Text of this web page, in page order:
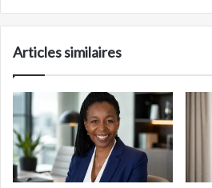
Articles similaires